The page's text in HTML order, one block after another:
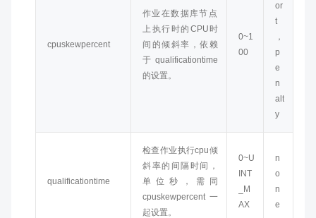
cpuskewpercent
作业在数据库节点
上执行时的CPU时
间的倾斜率，依赖
于qualificationtime
的设置。
0~1
00
or
t
，
p
e
n
alt
y
qualificationtime
检查作业执行cpu倾
斜率的间隔时间，
单位秒，需同
cpuskewpercent一
起设置。
0~U
INT
_M
AX
n
o
n
e